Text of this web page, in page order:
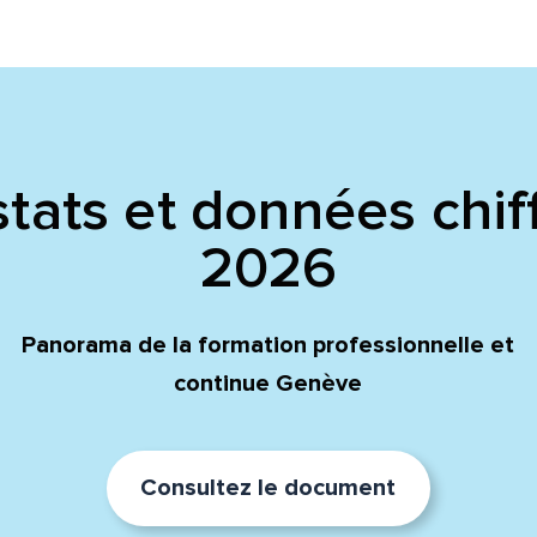
et données
2026
Panorama de la formation professionnelle et
continue Genève
Consultez le document